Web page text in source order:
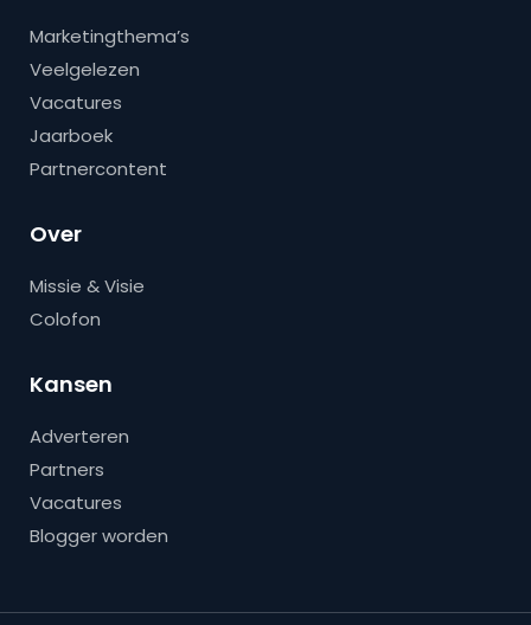
Marketingthema’s
Veelgelezen
Vacatures
Jaarboek
Partnercontent
Over
Missie & Visie
Colofon
Kansen
Adverteren
Partners
Vacatures
Blogger worden